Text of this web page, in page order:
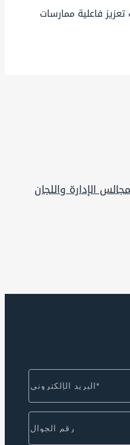
فاعلية ممارسات
الإدارة واللجان